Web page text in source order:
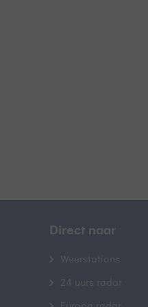
Direct naar
Weerstations
24 uurs radar